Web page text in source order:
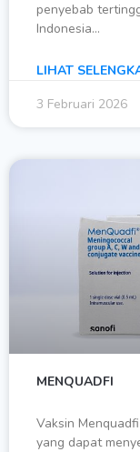
penyebab
Indonesia…
LIHAT
3 Februari 2026
MENQUADFI
Vaksin
yang dapat